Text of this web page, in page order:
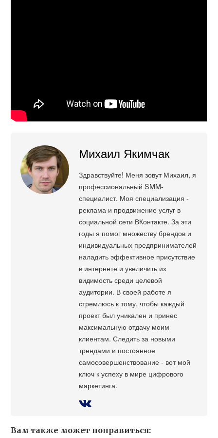
Михаил Якимчак
Здравствуйте! Меня зовут Михаил, я
профессиональный SMM-
специалист. Моя специализация -
реклама и продвижение услуг в
социальной сети ВКонтакте. За эти
годы я помог множеству брендов и
индивидуальных предпринимателей
наладить эффективное присутствие
в интернете и увеличить их
видимость среди целевой
аудитории. В своей работе я
стремлюсь к тому, чтобы каждый
проект был уникален и принес
максимальную отдачу моим
клиентам. Следить за новыми
трендами и постоянное
самосовершенствование - вот мой
ключ к успеху в мире цифрового
маркетинга.
Вам также может понравиться: